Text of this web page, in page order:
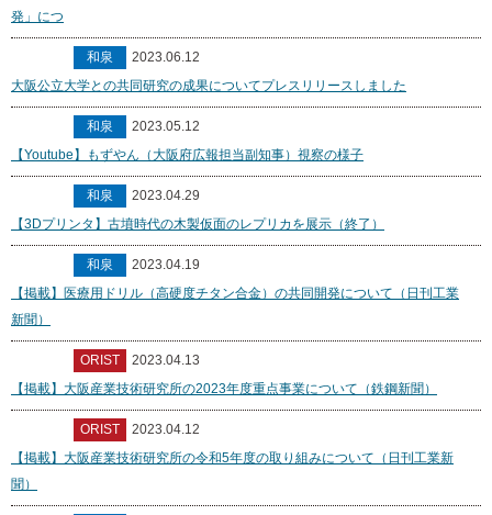
発」につ
和泉
2023.06.12
大阪公立大学との共同研究の成果についてプレスリリースしました
和泉
2023.05.12
【Youtube】もずやん（大阪府広報担当副知事）視察の様子
和泉
2023.04.29
【3Dプリンタ】古墳時代の木製仮面のレプリカを展示（終了）
和泉
2023.04.19
【掲載】医療用ドリル（高硬度チタン合金）の共同開発について（日刊工業
新聞）
ORIST
2023.04.13
【掲載】大阪産業技術研究所の2023年度重点事業について（鉄鋼新聞）
ORIST
2023.04.12
【掲載】大阪産業技術研究所の令和5年度の取り組みについて（日刊工業新
聞）